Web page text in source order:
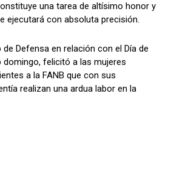
una tarea de altísimo honor y
ejecutará con absoluta precisión.
Defensa en relación con el Día de
domingo, felicitó a las mujeres
a la FANB que con sus
realizan una ardua labor en la